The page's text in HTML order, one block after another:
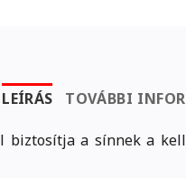
LEÍRÁS TOVÁBBI
biztosítja a sínnek a